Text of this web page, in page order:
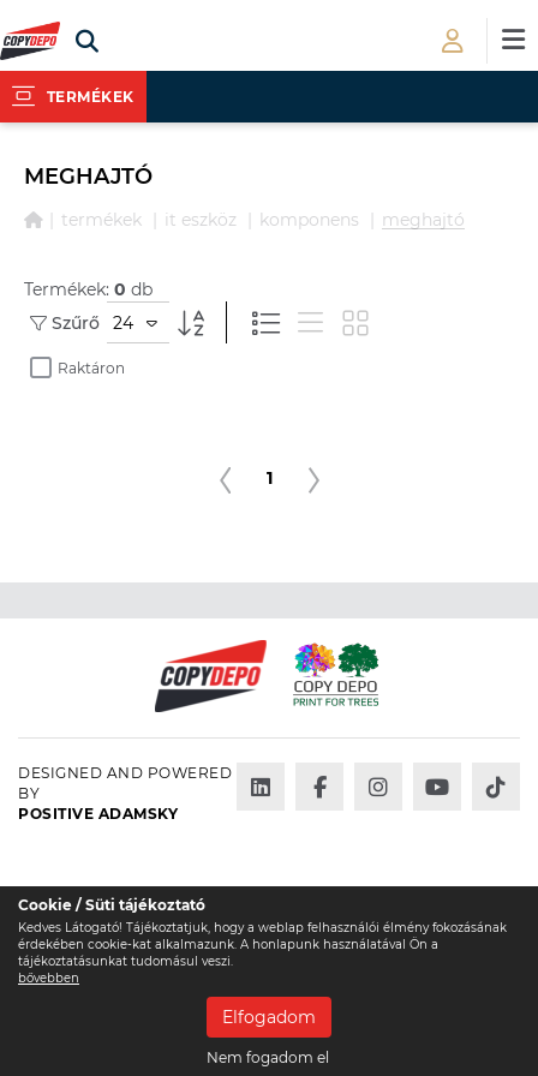
TERMÉKEK
MEGHAJTÓ
termékek it eszköz komponens meghajtó
Termékek: 0 db
Szűrő
Raktáron
24
1
DESIGNED AND POWERED
BY
POSITIVE ADAMSKY
Cookie / Süti tájékoztató
Kedves Látogató! Tájékoztatjuk, hogy a weblap felhasználói élmény fokozásának
érdekében cookie-kat alkalmazunk. A honlapunk használatával Ön a
tájékoztatásunkat tudomásul veszi.
bővebben
Elfogadom
Nem fogadom el